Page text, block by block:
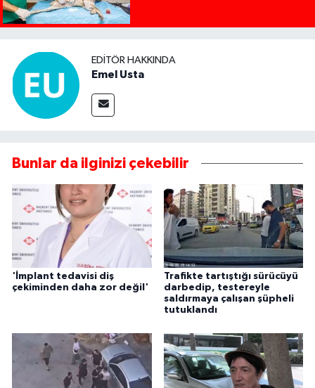
EDITÖR HAKKINDA
Emel Usta
Bunlar da ilginizi çekebilir
'İmplant tedavisi diş
çekiminden daha zor değil'
Trafikte tartıştığı sürücüyü
darbedip, testereyle
saldırmaya çalışan şüpheli
tutuklandı